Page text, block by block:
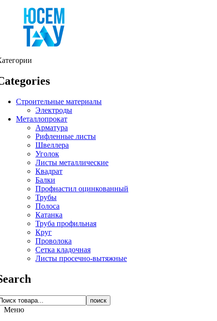
Строительные материалы
Электроды
Металлопрокат
Арматура
Рифленные листы
Швеллера
Уголок
Листы металлические
Квадрат
Балки
Профнастил оцинкованный
Трубы
Полоса
Катанка
Труба профильная
Круг
Проволока
Сетка кладочная
Листы просечно-вытяжные
поиск
Меню